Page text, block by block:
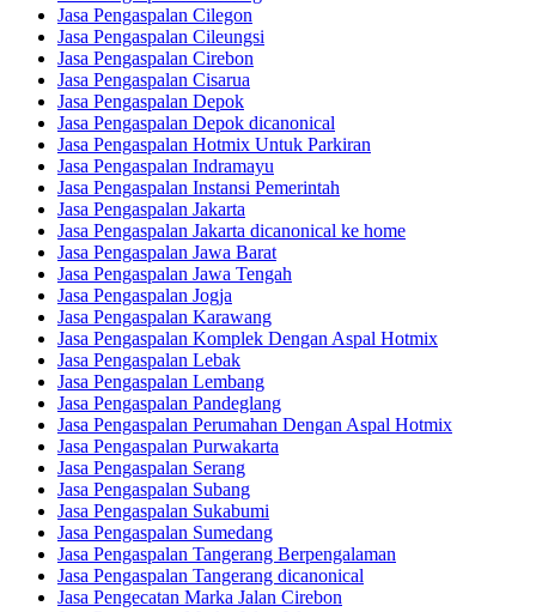
Jasa Pengaspalan Cilegon
Jasa Pengaspalan Cileungsi
Jasa Pengaspalan Cirebon
Jasa Pengaspalan Cisarua
Jasa Pengaspalan Depok
Jasa Pengaspalan Depok dicanonical
Jasa Pengaspalan Hotmix Untuk Parkiran
Jasa Pengaspalan Indramayu
Jasa Pengaspalan Instansi Pemerintah
Jasa Pengaspalan Jakarta
Jasa Pengaspalan Jakarta dicanonical ke home
Jasa Pengaspalan Jawa Barat
Jasa Pengaspalan Jawa Tengah
Jasa Pengaspalan Jogja
Jasa Pengaspalan Karawang
Jasa Pengaspalan Komplek Dengan Aspal Hotmix
Jasa Pengaspalan Lebak
Jasa Pengaspalan Lembang
Jasa Pengaspalan Pandeglang
Jasa Pengaspalan Perumahan Dengan Aspal Hotmix
Jasa Pengaspalan Purwakarta
Jasa Pengaspalan Serang
Jasa Pengaspalan Subang
Jasa Pengaspalan Sukabumi
Jasa Pengaspalan Sumedang
Jasa Pengaspalan Tangerang Berpengalaman
Jasa Pengaspalan Tangerang dicanonical
Jasa Pengecatan Marka Jalan Cirebon